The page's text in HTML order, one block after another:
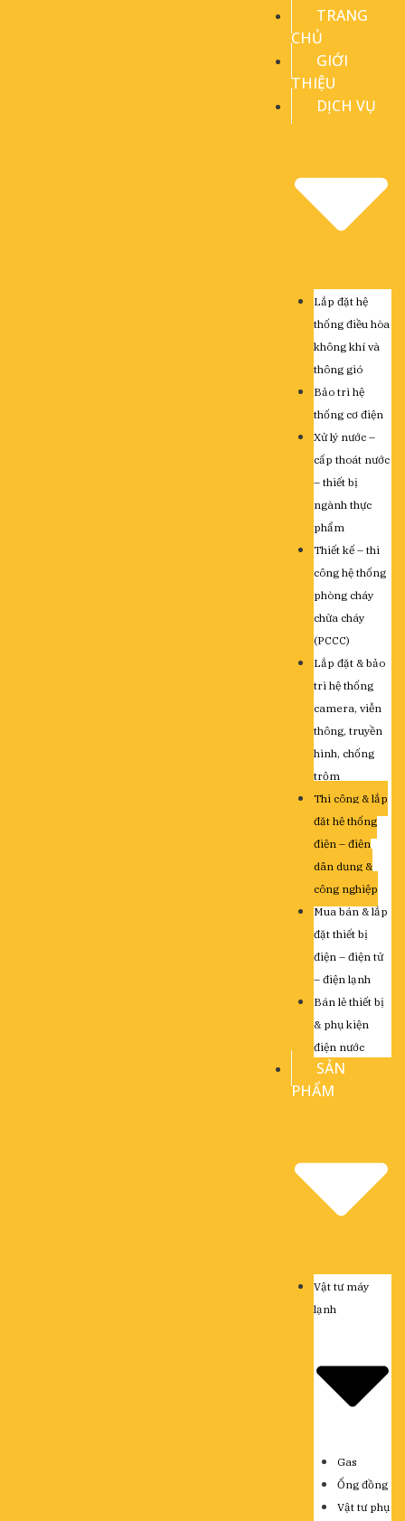
TRANG
CHỦ
GIỚI
THIỆU
DỊCH VỤ
Lắp đặt hệ
thống điều hòa
không khí và
thông gió
Bảo trì hệ
thống cơ điện
Xử lý nước –
cấp thoát nước
– thiết bị
ngành thực
phẩm
Thiết kế – thi
công hệ thống
phòng cháy
chữa cháy
(PCCC)
Lắp đặt & bảo
trì hệ thống
camera, viễn
thông, truyền
hình, chống
trộm
Thi công & lắp
đặt hệ thống
điện – điện
dân dụng &
công nghiệp
Mua bán & lắp
đặt thiết bị
điện – điện tử
– điện lạnh
Bán lẻ thiết bị
& phụ kiện
điện nước
SẢN
PHẨM
Vật tư máy
lạnh
Gas
Ống đồng
Vật tư phụ